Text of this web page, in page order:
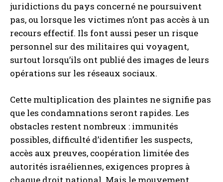
juridictions du pays concerné ne poursuivent
pas, ou lorsque les victimes n’ont pas accès à un
recours effectif. Ils font aussi peser un risque
personnel sur des militaires qui voyagent,
surtout lorsqu’ils ont publié des images de leurs
opérations sur les réseaux sociaux.
Cette multiplication des plaintes ne signifie pas
que les condamnations seront rapides. Les
obstacles restent nombreux : immunités
possibles, difficulté d’identifier les suspects,
accès aux preuves, coopération limitée des
autorités israéliennes, exigences propres à